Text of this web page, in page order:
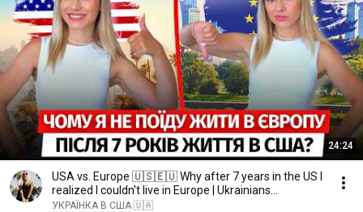
24:24
USA vs. Europe 🇺🇸🇪🇺 Why after 7 years in the US I
realized I couldn't live in Europe | Ukrainians...
УКРАЇНКА В США 🇺🇦